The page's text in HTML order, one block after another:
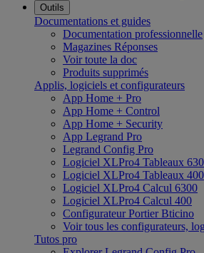
Outils
Documentations et guides
Documentation professionnelle
Magazines Réponses
Voir toute la doc
Produits supprimés
Applis, logiciels et configurateurs
App Home + Pro
App Home + Control
App Home + Security
App Legrand Pro
Legrand Config Pro
Logiciel XLPro4 Tableaux
Logiciel XLPro4 Tableaux 400
Logiciel XLPro4 Calcul 6300
Logiciel XLPro4 Calcul 400
Configurateur Portier Bticino
Voir tous les configurateurs,
Tutos pro